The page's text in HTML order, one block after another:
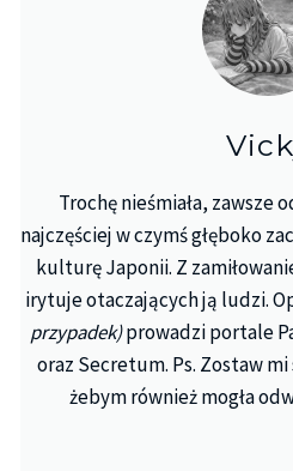
Trochę nieśmiała, zawsze
najczęściej w czymś głęboko
kulturę Japonii. Z
irytuje otaczających ją ludzi.
przypadek)prowadzi portale
oraz Secretum. Ps. Zostaw mi
żebym również mogła